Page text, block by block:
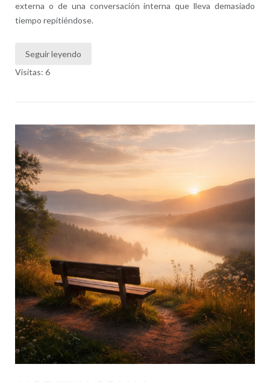
externa o de una conversación interna que lleva demasiado
tiempo repitiéndose.
Seguir leyendo
Visitas: 6